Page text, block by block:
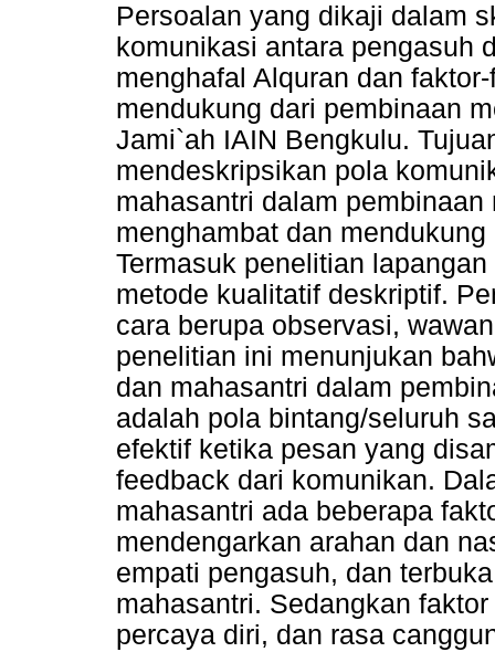
Persoalan yang dikaji dalam
komunikasi antara pengasuh
menghafal Alquran dan
mendukung dari pembinaan
Jami`ah IAIN Bengkulu.
mendeskripsikan pola
mahasantri dalam
menghambat dan
Termasuk penelitian
metode kualitatif deskriptif.
cara berupa observasi,
penelitian ini menunjukan
dan mahasantri dalam
adalah pola bintang/seluruh
efektif ketika pesan yang
feedback dari komunikan.
mahasantri ada beberapa
mendengarkan arahan dan
empati pengasuh, dan
mahasantri. Sedangkan
percaya diri, dan rasa